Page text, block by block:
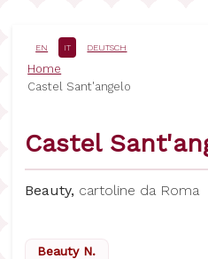
contenuto
principale
EN IT DEUTSCH
Briciole
di
Home
Castel Sant'angelo
Castel
Beauty, cartoline da Roma
Beauty N.